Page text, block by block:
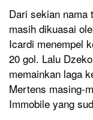
Dari sekian nama
masih dikuasai
Icardi menempel
20 gol. Lalu
memainkan laga
Mertens masing-
Immobile yang